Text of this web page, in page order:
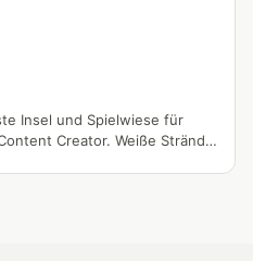
Insel und Spielwiese für
Creator. Weiße Strände,